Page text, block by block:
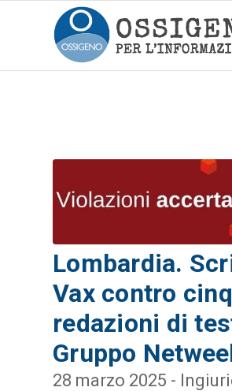
Lombardia.
Vax contro
redazioni di
Gruppo
28 marzo 2025 -